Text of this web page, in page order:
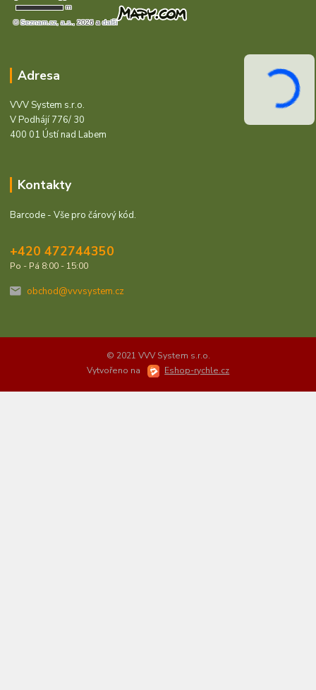
Adresa
VVV System s.r.o.
V Podhájí 776/ 30
400 01 Ústí nad Labem
Kontakty
Barcode - Vše pro čárový kód.
+420 472744350
Po - Pá 8:00 - 15:00
obchod@vvvsystem.cz
© 2021 VVV System s.r.o.
Vytvořeno na
Eshop-rychle.cz